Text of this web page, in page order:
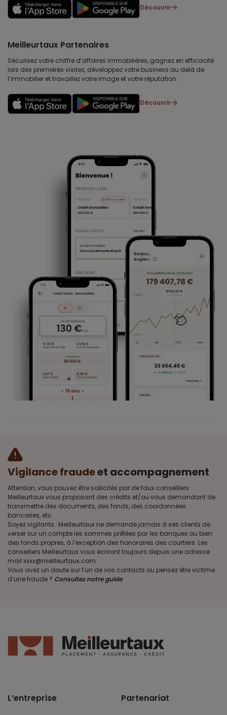
Découvrir
Meilleurtaux Partenaires
Sécurisez votre chiffre d’affaires immobilières, gagnez en efficacité
lors des premières visites, développez votre business au delà de
l’immobilier et travaillez votre image et votre réputation.
Découvrir
Vigilance fraudeet accompagnement
Attention, vous pouvez être sollicités par de faux conseillers
Meilleurtaux vous proposant des crédits et/ou vous demandant de
transmettre des documents, des fonds, des coordonnées
bancaires, etc.
Soyez vigilants · Meilleurtaux ne demande jamais à ses clients de
verser sur un compte les sommes prêtées par les banques ou bien
des fonds propres, à l’exception des honoraires des courtiers. Les
conseillers Meilleurtaux vous écriront toujours depuis une adresse
mail xxxx@meilleurtaux.com
Vous avez un doute sur l’un de vos contacts ou pensez être victime
d’une fraude ? Consultez notre guide.
L’entreprise Partenariat